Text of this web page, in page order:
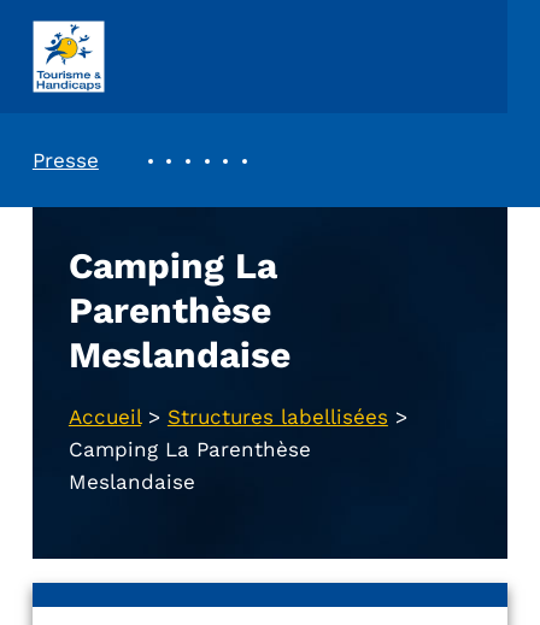
ASSOCIATION TOURISME ET HANDICAPS
Presse
Camping La
Parenthèse
Meslandaise
Accueil> Structures labellisées >
Camping La Parenthèse
Meslandaise